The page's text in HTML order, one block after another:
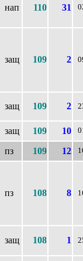
нап 110 31
защ 109 2
защ 109 2
защ 109 10
пз 109 12
пз 108 8
защ 108 1